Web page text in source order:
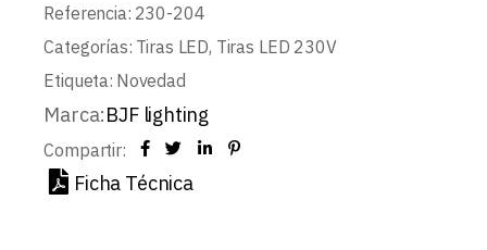
Referencia: 230-204
Categorías: Tiras LED, Tiras LED 230V
Etiqueta: Novedad
Marca:BJF lighting
Compartir:
Ficha Técnica